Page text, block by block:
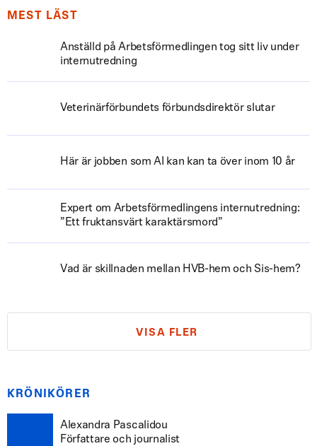
MEST LÄST
Anställd på Arbetsförmedlingen tog sitt liv under
internutredning
Veterinärförbundets förbundsdirektör slutar
Här är jobben som AI kan kan ta över inom 10 år
Expert om Arbetsförmedlingens internutredning:
”Ett fruktansvärt karaktärsmord”
Vad är skillnaden mellan HVB-hem och Sis-hem?
VISA FLER
KRÖNIKÖRER
Alexandra Pascalidou
Författare och journalist